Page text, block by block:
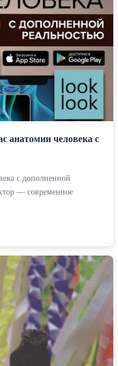
анатомии человека с
с дополненной
— современное